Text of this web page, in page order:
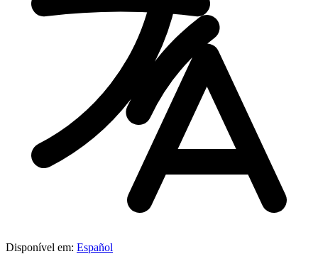
Disponível em: Español